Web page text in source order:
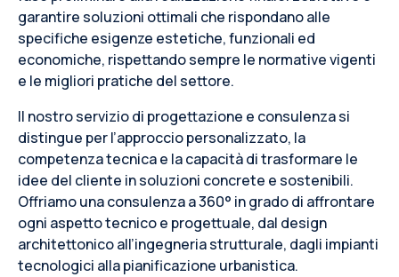
garantire soluzioni ottimali che rispondano alle
specifiche esigenze estetiche, funzionali ed
economiche, rispettando sempre le normative vigenti
e le migliori pratiche del settore.
Il nostro servizio di progettazione e consulenza si
distingue per l’approccio personalizzato, la
competenza tecnica e la capacità di trasformare le
idee del cliente in soluzioni concrete e sostenibili.
Offriamo una consulenza a 360° in grado di affrontare
ogni aspetto tecnico e progettuale, dal design
architettonico all’ingegneria strutturale, dagli impianti
tecnologici alla pianificazione urbanistica.